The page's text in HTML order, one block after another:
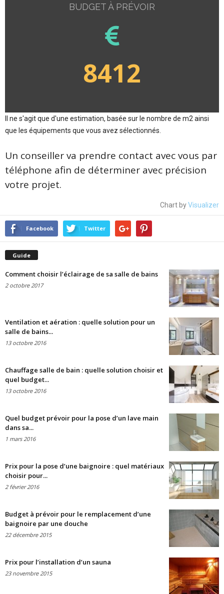
BUDGET À PRÉVOIR
8412
Il ne s'agit que d'une estimation, basée sur le nombre de m2 ainsi
que les équipements que vous avez sélectionnés.
Un conseiller va prendre contact avec vous par
téléphone afin de déterminer avec précision
votre projet.
Chart byVisualizer
Facebook Twitter
Guide
Comment choisir l’éclairage de sa salle de bains
2 octobre 2017
Ventilation et aération : quelle solution pour un
salle de bains...
13 octobre 2016
Chauffage salle de bain : quelle solution choisir et
quel budget...
13 octobre 2016
Quel budget prévoir pour la pose d’un lave main
dans sa...
1 mars 2016
Prix pour la pose d’une baignoire : quel matériaux
choisir pour...
2 février 2016
Budget à prévoir pour le remplacement d’une
baignoire par une douche
22 décembre 2015
Prix pour l’installation d’un sauna
23 novembre 2015